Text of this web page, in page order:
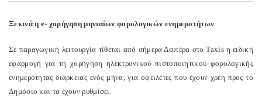
Ξεκινά η e- χορήγηση μηνιαίων φορολογικών ενημεροτήτων
Σε παραγωγική λειτουργία τίθεται από σήμερα Δευτέρα στο Taxis η ειδική
εφαρμογή για τη χορήγηση ηλεκτρονικού πιστοποιητικού φορολογικής
ενημερότητας διάρκειας ενός μήνα, για οφειλέτες που έχουν χρέη προς το
Δημόσιο και τα έχουν ρυθμίσει.